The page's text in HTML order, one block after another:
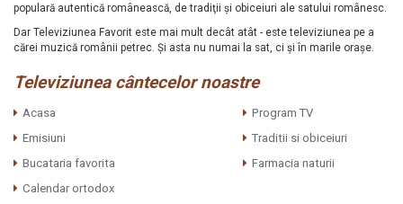
populară autentică românească, de tradiţii şi obiceiuri ale satului românesc.
Dar Televiziunea Favorit este mai mult decât atât - este televiziunea pe a
cărei muzică românii petrec. Şi asta nu numai la sat, ci şi în marile oraşe.
Televiziunea cântecelor noastre
Acasa
Program TV
Emisiuni
Traditii si obiceiuri
Bucataria favorita
Farmacia naturii
Calendar ortodox